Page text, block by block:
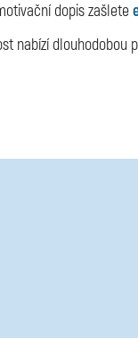
dopis zašlete
nabízí